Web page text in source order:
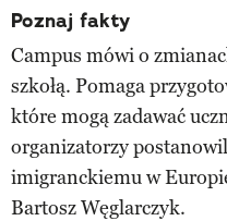
Poznaj fakty
Campus mówi o
szkołą. Pomaga
które mogą zadawać
organizatorzy
imigranckiemu w
Bartosz Węglarczyk.